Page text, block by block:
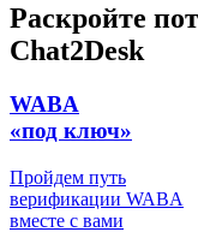
Раскройте
Chat2Desk
WABA
«под ключ»
Пройдем путь
верификации WABA
вместе с вами